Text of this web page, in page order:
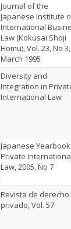
Journal of the
Japanese Institute
International
Law (Kokusai Shoji
Homu), Vol. 23, No 3,
March 1995
Diversity and
Integration in
International Law
Japanese
Private
Law, 2005, No 7
Revista de derecho
privado, Vol. 57